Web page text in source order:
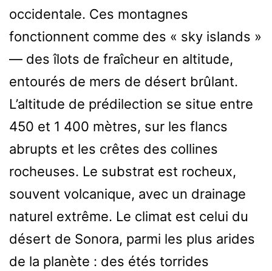
occidentale. Ces montagnes
fonctionnent comme des « sky islands »
— des îlots de fraîcheur en altitude,
entourés de mers de désert brûlant.
L’altitude de prédilection se situe entre
450 et 1 400 mètres, sur les flancs
abrupts et les crêtes des collines
rocheuses. Le substrat est rocheux,
souvent volcanique, avec un drainage
naturel extrême. Le climat est celui du
désert de Sonora, parmi les plus arides
de la planète : des étés torrides